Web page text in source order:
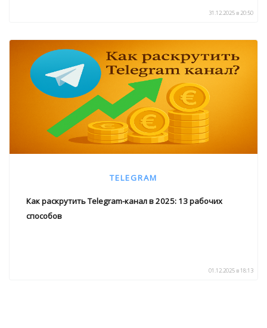
31.12.2025 в 20:50
TELEGRAM
Как раскрутить Telegram-канал в 2025: 13 рабочих
способов
01.12.2025 в 18:13